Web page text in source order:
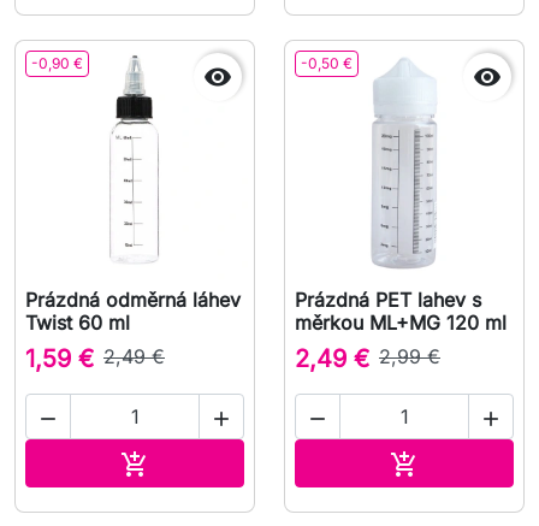
-0,90 € 
Prázdná odměrná láhev
Twist 60 ml
1,59 € 2,49 €
 

-0,50 € 
Prázdná PET lahev s
měrkou ML+MG 120 ml
2,49 € 2,99 €
 
